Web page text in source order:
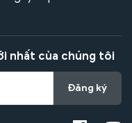
nhất của chúng tôi
Đăng ký